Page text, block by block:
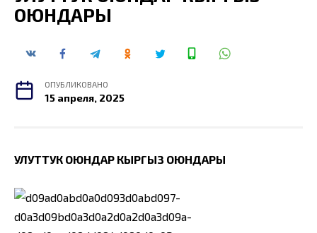
ОЮНДАРЫ
ОПУБЛИКОВАНО
15 апреля, 2025
УЛУТТУК ОЮНДАР КЫРГЫЗ ОЮНДАРЫ